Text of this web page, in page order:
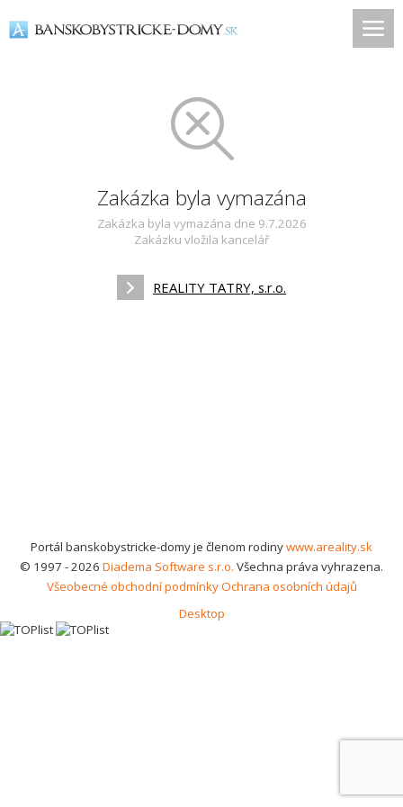
Zakázka byla vymazána
Zakázka byla vymazána dne 9.7.2026
Zakázku vložila kancelář
REALITY TATRY, s.r.o.
Portál banskobystricke-domy je členom rodinywww.areality.sk
© 1997 - 2026 Diadema Software s.r.o. Všechna práva vyhrazena.
Všeobecné obchodní podmínkyOchrana osobních údajů
Desktop